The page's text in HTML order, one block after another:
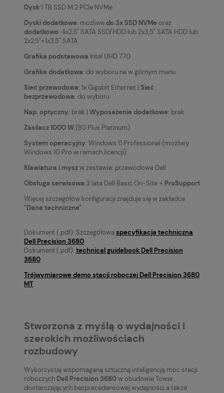
Dysk1 TB SSD M.2 PCIe NVMe
Dyski dodatkowe: możliwe do 3x SSD NVMe oraz
dodatkowo: 4x2,5" SATA SSD/HDD lub 2x3,5" SATA HDD lub
2x2,5"+1x3,5" SATA
Grafika podstawowa Intel UHD 770
Grafika dodatkowa: do wyboru na w górnym menu
Sieć przewodowa: 1x Gigabit Ethernet | Sieć
bezprzewodowa: do wyboru
Nap. optyczny: brak | Wyposażenie dodatkowe: brak
Zasilacz1000 W(80 Plus Platinum)
System operacyjny: Windows 11 Professional (możliwy
Windows 10 Pro w ramach licencji)
Klawiatura i myszw zestawie: przewodowe Dell
Obsługa serwisowa 3 lata Dell Basic On-Site + ProSupport
Więcej szczegółów konfiguracji znajduje się w zakładce
"Dane techniczne"
Dokument (.pdf): Szczegółowa specyfikacja techniczna
Dell Precision 3680
Dokument (.pdf): technical guidebook Dell Precision
3680
Trójwymiarowe demo stacji roboczej Dell Precision 3680
MT
Stworzona z myślą o wydajności i
szerokich możliwościach
rozbudowy
Wykorzystaj wspomaganą sztuczną inteligencją moc stacji
roboczych Dell Precision 3680w obudowie Tower,
dostarczających bezprecedensowej wydajności a także